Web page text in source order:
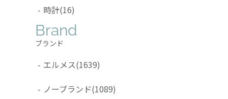
- 時計(16)
Brand
ブランド
- エルメス(1639)
- ノーブランド(1089)